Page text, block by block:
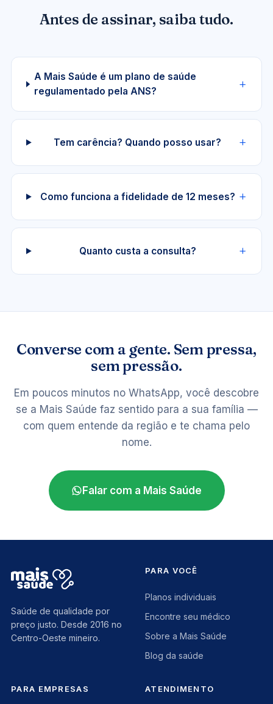
Antes de assinar, saiba tudo.
A Mais Saúde é um plano de saúde
regulamentado pela ANS?
Tem carência? Quando posso usar?
Como funciona a fidelidade de 12 meses?
Quanto custa a consulta?
Converse com a gente. Sem pressa,
sem pressão.
Em poucos minutos no WhatsApp, você descobre
se a Mais Saúde faz sentido para a sua família —
com quem entende da região e te chama pelo
nome.
Falar com a Mais Saúde
Saúde de qualidade por
preço justo. Desde 2016 no
Centro-Oeste mineiro.
PARA VOCÊ
Planos individuais
Encontre seu médico
Sobre a Mais Saúde
Blog da saúde
PARA EMPRESAS ATENDIMENTO